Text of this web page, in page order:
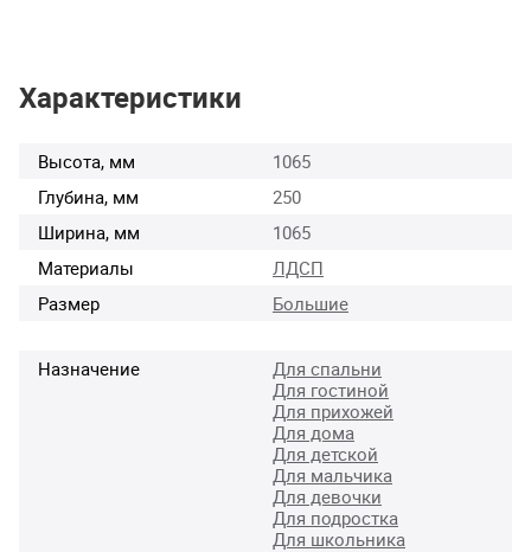
Характеристики
Высота, мм
1065
Глубина, мм
250
Ширина, мм
1065
Материалы
ЛДСП
Размер
Большие
Назначение
Для спальни
Для гостиной
Для прихожей
Для дома
Для детской
Для мальчика
Для девочки
Для подростка
Для школьника